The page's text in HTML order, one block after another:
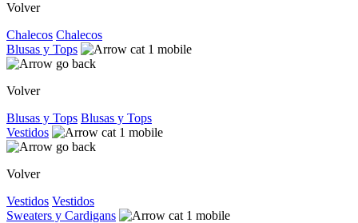
Volver
Chalecos Chalecos
Blusas y Tops
Volver
Blusas y Tops Blusas y Tops
Vestidos
Volver
Vestidos Vestidos
Sweaters y Cardigans